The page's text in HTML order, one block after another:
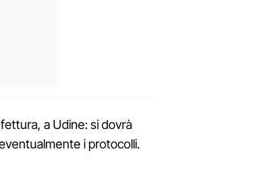
a Udine: si dovrà
i protocolli.